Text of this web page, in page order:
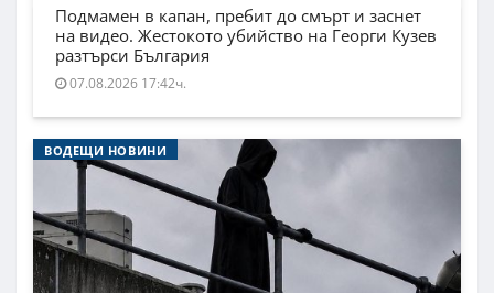
Подмамен в капан, пребит до смърт и заснет
на видео. Жестокото убийство на Георги Кузев
разтърси България
07.08.2026 17:42ч.
ВОДЕЩИ НОВИНИ